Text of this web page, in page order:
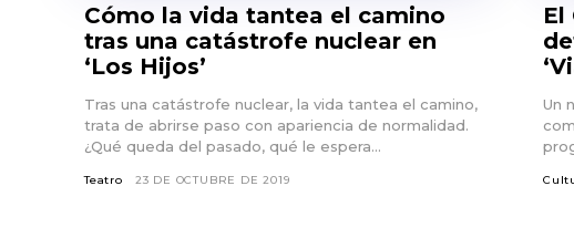
Cómo la vida tantea el camino
tras una catástrofe nuclear en
‘Los Hijos’
Tras una catástrofe nuclear, la vida tantea el camino,
trata de abrirse paso con apariencia de normalidad.
¿Qué queda del pasado, qué le espera...
Teatro 23 DE OCTUBRE DE 2019
El
Un